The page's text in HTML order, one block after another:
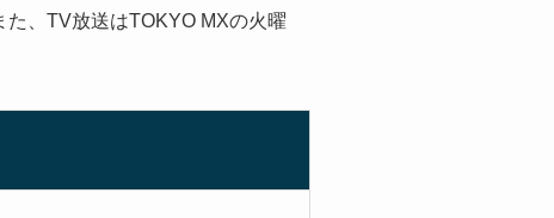
、TV放送はTOKYO MXの火曜